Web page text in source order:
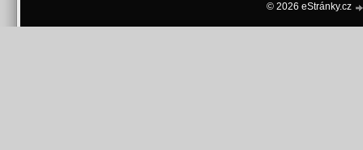
© 2026 eStránky.cz